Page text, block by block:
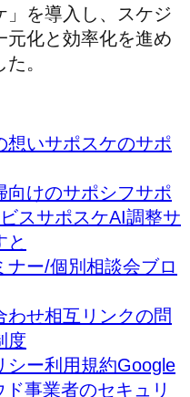
」を導入し、スケジ
元化と効率化を進め
。
想いサポスケのサポ
向けのサポシフサポ
スサポスケAI調整サ
と
ナー/個別相談会ブロ
わせ相互リンクの問
度
シー利用規約Google
ド事業者のセキュリ